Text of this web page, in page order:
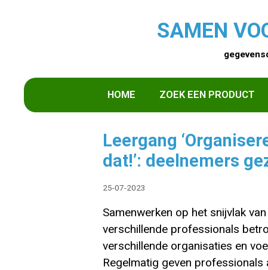
SAMEN
HOME ZOEK EEN PRODUCT
Leergang
dat!’: deelnemers
25-07-2023
Samenwerken op het snijvlak
verschillende professionals
verschillende organisaties en
Regelmatig geven